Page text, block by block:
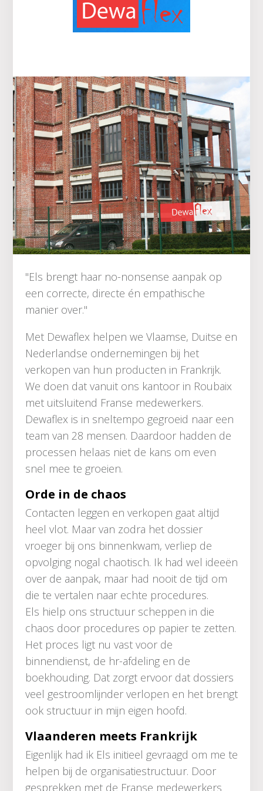
"Els brengt haar no-nonsense aanpak op
een correcte, directe én empathische
manier over."
Met Dewaflex helpen we Vlaamse, Duitse en
Nederlandse ondernemingen bij het
verkopen van hun producten in Frankrijk.
We doen dat vanuit ons kantoor in Roubaix
met uitsluitend Franse medewerkers.
Dewaflex is in sneltempo gegroeid naar een
team van 28 mensen. Daardoor hadden de
processen helaas niet de kans om even
snel mee te groeien.
Orde in de chaos
Contacten leggen en verkopen gaat altijd
heel vlot. Maar van zodra het dossier
vroeger bij ons binnenkwam, verliep de
opvolging nogal chaotisch. Ik had wel ideeën
over de aanpak, maar had nooit de tijd om
die te vertalen naar echte procedures.
Els hielp ons structuur scheppen in die
chaos door procedures op papier te zetten.
Het proces ligt nu vast voor de
binnendienst, de hr-afdeling en de
boekhouding. Dat zorgt ervoor dat dossiers
veel gestroomlijnder verlopen en het brengt
ook structuur in mijn eigen hoofd.
Vlaanderen meets Frankrijk
Eigenlijk had ik Els initieel gevraagd om me te
helpen bij de organisatiestructuur. Door
gesprekken met de Franse medewerkers